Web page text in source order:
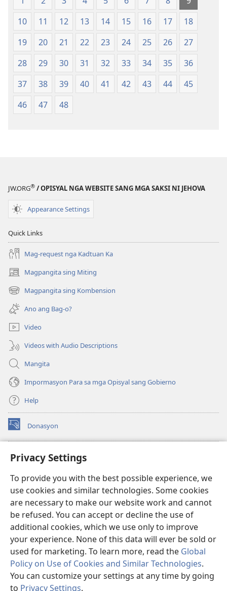
Privacy Settings
To provide you with the best possible experience, we
use cookies and similar technologies. Some cookies
are necessary to make our website work and cannot
be refused. You can accept or decline the use of
additional cookies, which we use only to improve
your experience. None of this data will ever be sold or
used for marketing. To learn more, read the Global
Policy on Use of Cookies and Similar Technologies.
You can customize your settings at any time by going
to Privacy Settings.
Badbad
sang
Balaan
nga
Kasulatan
(2014 nga
Edisyon)
sang
Balaan
nga
Kasulatan
(2014 nga
Edisyon)
10
11 12 13 14 15 16 17
18
19
20 21 22 23 24 25 26
27
28
29 30 31 32 33 34 35
36
37
38 39 40 41 42 43 44
45
46
47 48
JW.ORG® / OPISYAL NGA WEBSITE SANG MGA SAKSI NI JEHOVA
Appearance Settings
Quick Links
Mag-request nga Kadtuan Ka
Magpangita sing Miting
(opens
new
window)
Magpangita sing Kombension
(opens
new
window)
Ano ang Bag-o?
Video
Videos with Audio Descriptions
Mangita
Impormasyon Para sa mga Opisyal sang Gobierno
Help
Donasyon
(opens
new
Watchtower ONLINE LIBRARY™
(opens
window)JW Hub
(opens
new
window)JW Library
Watchtower Library
Copyright© 2026 Watch Tower Bible and Tract Society of Pennsylvania.
MGA KASUGTANAN SA PAGGAMIT